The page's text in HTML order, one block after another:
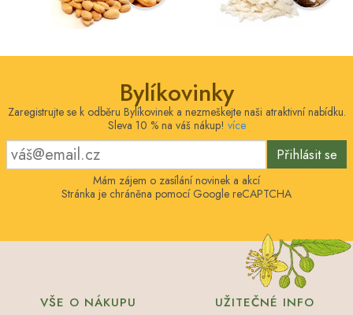
Bylíkovinky
Zaregistrujte se k odběru Bylíkovinek a nezmeškejte naši atraktivní nabídku.
Sleva 10 % na váš nákup! více
Přihlásit se
Mám zájem o zasílání novinek a akcí
Stránka je chráněna pomocí Google reCAPTCHA
VŠE O NÁKUPU UŽITEČNÉ INFO